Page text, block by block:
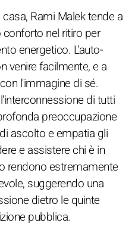
Rami Malek tende a
nel ritiro per
energetico. L'auto-
venire facilmente, e a
l'immagine di sé.
di tutti
preoccupazione
ascolto e empatia gli
e assistere chi è in
rendono estremamente
suggerendo una
dietro le quinte
pubblica.